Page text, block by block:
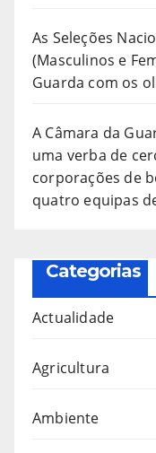
As Seleções
(Masculinos e
Guarda com os
A Câmara da
uma verba de
corporações de
quatro equipas
Categorias
Actualidade
Agricultura
Ambiente